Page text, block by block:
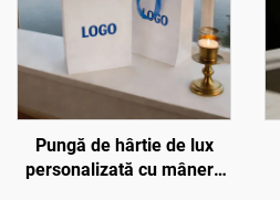
Pungă de hârtie de lux
personalizată cu mânere